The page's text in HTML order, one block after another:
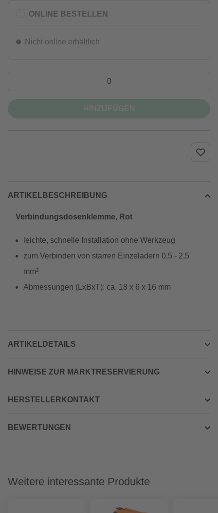
ONLINE BESTELLEN
Nicht online erhältlich
ARTIKELBESCHREIBUNG
Verbindungsdosenklemme, Rot
leichte, schnelle Installation ohne Werkzeug
zum Verbinden von starren Einzeladern 0,5 - 2,5
mm²
Abmessungen (LxBxT): ca. 18 x 6 x 16 mm
ARTIKELDETAILS
HINWEISE ZUR MARKTRESERVIERUNG
HERSTELLERKONTAKT
BEWERTUNGEN
Weitere interessante Produkte